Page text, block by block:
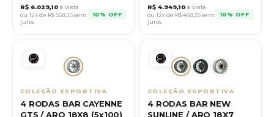
R$ 6.029,10 à vista
ou 12x de R$558,25sem
juros
10% OFF
R$ 4.949,10 à vista
ou 12x de R$458,25sem
juros
10% OFF
COLEÇÃO ESPORTIVA
4 RODAS BAR CAYENNE
GTS / ARO 18X8 (5x100)
COLEÇÃO ESPORTIVA
4 RODAS BAR NEW
SUNLINE / ARO 18X7